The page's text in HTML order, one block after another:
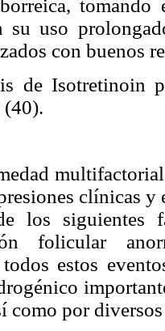
su uso
con buenos
de Isotretinoin
(40).
clínicas y
los siguientes
folicular
estos
como por